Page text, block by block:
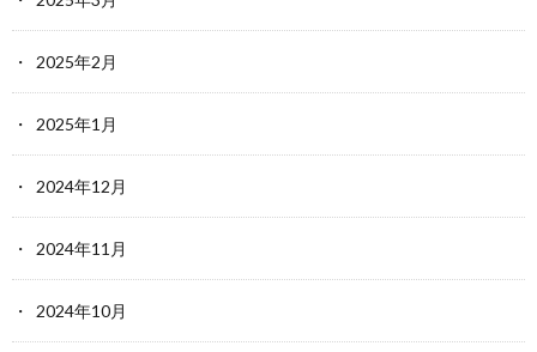
2025年2月
2025年1月
2024年12月
2024年11月
2024年10月